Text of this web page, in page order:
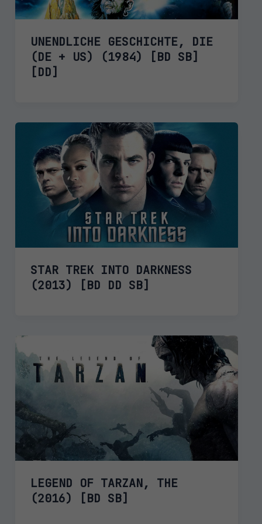
UNENDLICHE GESCHICHTE, DIE
(DE + US) (1984) [BD SB]
[DD]
STAR TREK INTO DARKNESS
(2013) [BD DD SB]
LEGEND OF TARZAN, THE
(2016) [BD SB]